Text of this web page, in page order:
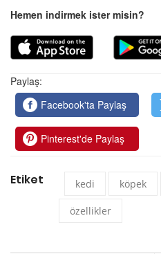
Hemen indirmek ister misin?
Paylaş:
Facebook'ta Paylaş
Pinterest'de Paylaş
Etiket kedi köpek
özellikler